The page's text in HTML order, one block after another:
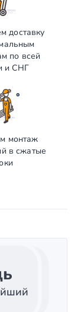
доставку
по всей
и СНГ
монтаж
в сжатые